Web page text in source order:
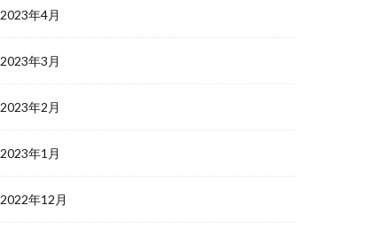
2023年4月
2023年3月
2023年2月
2023年1月
2022年12月